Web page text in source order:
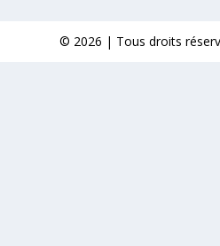
© 2026 | Tous droits